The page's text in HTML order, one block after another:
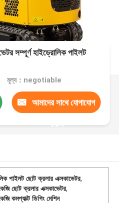
সম্পূর্ণ হাইড্রোলিক পাইলট
মূল্য：negotiable
আমাদের সাথে যোগাযোগ
করুন
পাইলট ছোট ক্রলার এক্সকাভেটর,
ছোট ক্রলার এক্সকাভেটর,
কমপ্যাক্ট ডিগিং মেশিন